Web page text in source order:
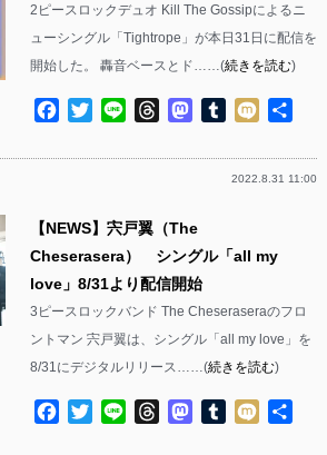
2ピースロックデュオ Kill The Gossipによるニ
ューシングル「Tightrope」が本日31日に配信を
開始した。 轟音ベースとド……(続きを読む)
Facebook
TwitterLine ThreadsMastodon
Tumblr
Mixi
2022.8.31 11:00
【NEWS】宍戸翼（The
Cheserasera） シングル「all my
love」8/31より配信開始
3ピースロックバンド The Cheseraseraのフロ
ントマン 宍戸翼は、シングル「all my love」を
8/31にデジタルリリース……(続きを読む)
Facebook
TwitterLine ThreadsMastodon
Tumblr
Mixi